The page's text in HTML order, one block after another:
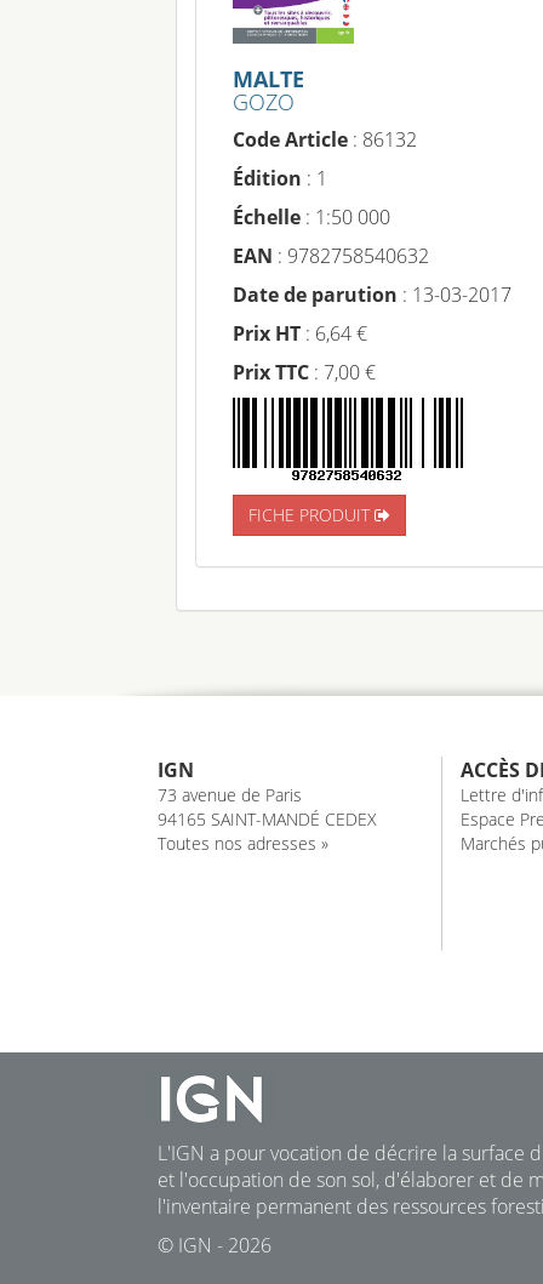
MALTE
GOZO
Code Article : 86132
Édition : 1
Échelle : 1:50 000
EAN : 9782758540632
Date de parution : 13-03-2017
Prix HT : 6,64 €
Prix TTC : 7,00 €
FICHE PRODUIT
IGN
73 avenue de Paris
94165 SAINT-MANDÉ CEDEX
Toutes nos adresses »
ACCÈS
Lettre
Espace
Marchés
L'IGN a pour vocation de décrire la surface
et l'occupation de son sol, d'élaborer et de
l'inventaire permanent des ressources
© IGN - 2026